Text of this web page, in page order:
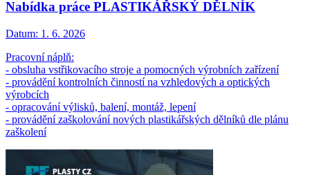
Nabídka práce PLASTIKÁŘSKÝ DĚLNÍK
Datum: 1. 6. 2026
Pracovní náplň:
- obsluha vstřikovacího stroje a pomocných výrobních zařízení
- provádění kontrolních činností na vzhledových a optických
výrobcích
- opracování výlisků, balení, montáž, lepení
- provádění zaškolování nových plastikářských dělníků dle plánu
zaškolení